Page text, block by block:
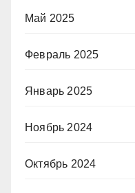
Май 2025
Февраль 2025
Январь 2025
Ноябрь 2024
Октябрь 2024